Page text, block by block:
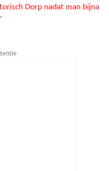
Dorp nadat man bijna